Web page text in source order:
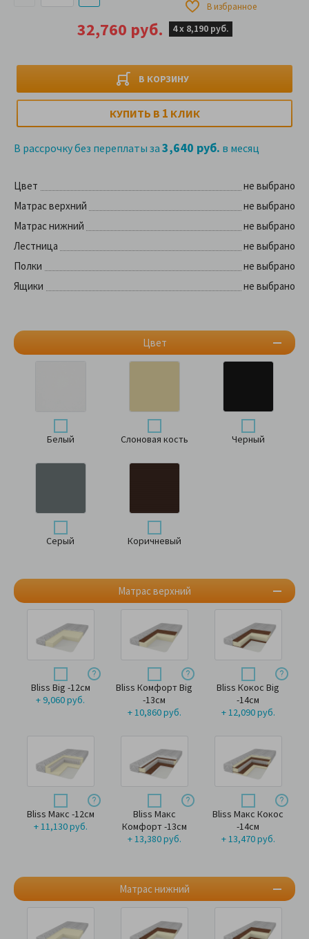
32,760 руб. 4 х 8,190 руб.
В КОРЗИНУ
В избранное
КУПИТЬ В 1 КЛИК
В рассрочку без переплаты за 3,640 руб. в месяц
Цвет
не выбрано
Матрас верхний
не выбрано
Матрас нижний
не выбрано
Лестница
не выбрано
Полки
не выбрано
Ящики
не выбрано
Цвет
Матрас верхний
Матрас нижний
Белый Слоновая кость Черный
Серый Коричневый
Bliss Big -12см
+ 9,060 руб.
Bliss Комфорт Big
-13см
+ 10,860 руб.
Bliss Кокос Big
-14см
+ 12,090 руб.
Bliss Макс -12см
+ 11,130 руб.
Bliss Макс
Комфорт -13см
+ 13,380 руб.
Bliss Макс Кокос
-14см
+ 13,470 руб.